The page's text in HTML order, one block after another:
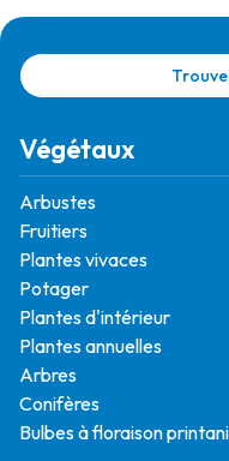
Végétaux
Arbustes
Fruitiers
Plantes vivaces
Potager
Plantes d'intérieur
Plantes annuelles
Arbres
Conifères
Bulbes à floraison